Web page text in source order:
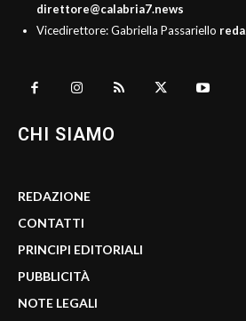
direttore@calabria7.news
Vicedirettore: Gabriella Passariello
CHI SIAMO
REDAZIONE
CONTATTI
PRINCIPI EDITORIALI
PUBBLICITÀ
NOTE LEGALI